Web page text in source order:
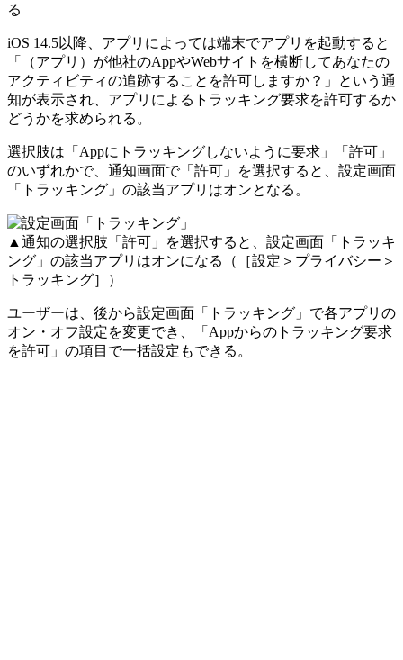
る
iOS 14.5以降、アプリによっては端末でアプリを起動すると
「（アプリ）が他社のAppやWebサイトを横断してあなたの
アクティビティの追跡することを許可しますか？」という通
知が表示され、アプリによるトラッキング要求を許可するか
どうかを求められる。
選択肢は「Appにトラッキングしないように要求」「許可」
のいずれかで、通知画面で「許可」を選択すると、設定画面
「トラッキング」の該当アプリはオンとなる。
▲通知の選択肢「許可」を選択すると、設定画面「トラッキ
ング」の該当アプリはオンになる（［設定＞プライバシー＞
トラッキング］）
ユーザーは、後から設定画面「トラッキング」で各アプリの
オン・オフ設定を変更でき、「Appからのトラッキング要求
を許可」の項目で一括設定もできる。